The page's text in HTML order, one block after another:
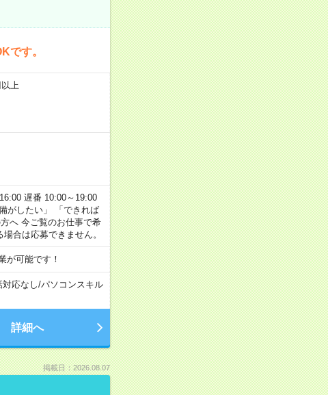
です。
上
遅番 10:00～19:00
がしたい」 「できれば
へ 今ご覧のお仕事で希
合は応募できません。
が可能です！
対応なし/パソコンスキル
詳細へ
掲載日：2026.08.07